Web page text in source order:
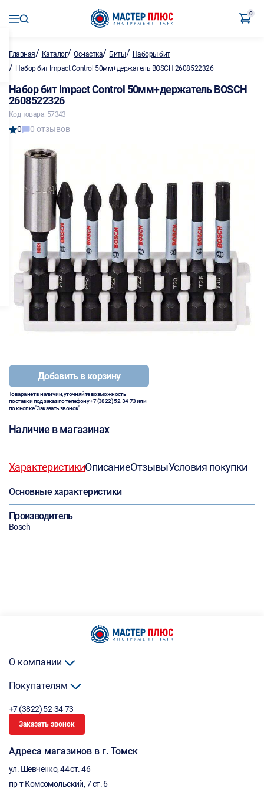
0
Главная/ Каталог/Оснастка/ Биты/ Наборы бит
/ Набор бит Impact Control 50мм+держатель BOSCH 2608522326
Набор бит Impact Control 50мм+держатель BOSCH
2608522326
Код товара: 57343
0 0 отзывов
Добавить в корзину
Товара нет в наличии, уточняйте возможность
поставки под заказ по телефону+7 (3822) 52-34-73или
по кнопке "Заказать звонок"
Наличие в магазинах
ХарактеристикиОписаниеОтзывыУсловия покупки
Основные характеристики
Производитель
Bosch
О компании
Покупателям
+7 (3822) 52-34-73
Заказать звонок
Адреса магазинов в г. Томск
ул. Шевченко, 44 ст. 46
пр-т Комсомольский, 7 ст. 6